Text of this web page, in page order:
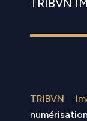
TRIBVN
TRIBVN